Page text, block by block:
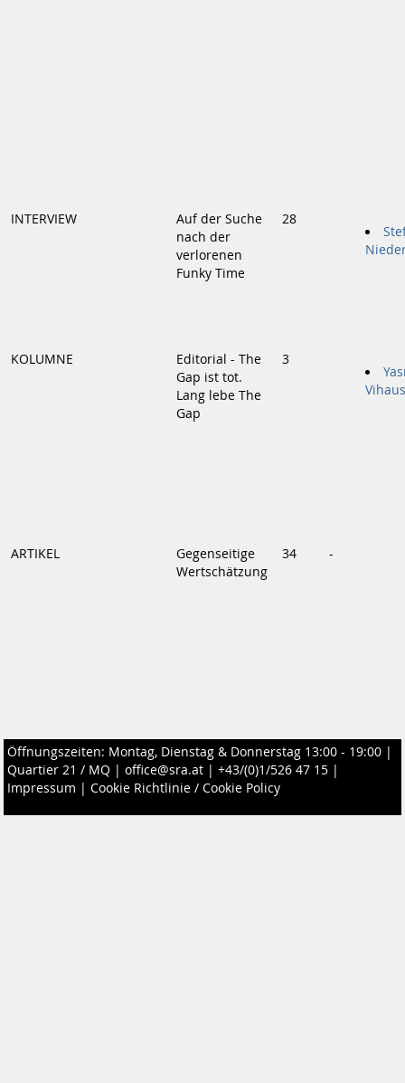
INTERVIEW
Auf der Suche
nach der
verlorenen
Funky Time
28
KOLUMNE
Editorial - The
Gap ist tot.
Lang lebe The
Gap
3
Vihaus
ARTIKEL
Gegenseitige
Wertschätzung
34 -
Öffnungszeiten: Montag, Dienstag & Donnerstag 13:00 - 19:00 |
Quartier 21 / MQ | office@sra.at | +43/(0)1/526 47 15 |
Impressum | Cookie Richtlinie / Cookie Policy